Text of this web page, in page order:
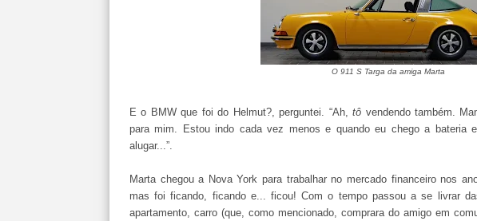
O 911 S Targa da amiga Marta
E o BMW que foi do Helmut?, perguntei. “Ah,tô vendendo também.
para mim. Estou indo cada vez menos e quando eu chego a bateria
alugar...”.
Marta chegou a Nova York para trabalhar no mercado financeiro nos
mas foi ficando, ficando e... ficou! Com o tempo passou a se livrar
apartamento, carro (que, como mencionado, comprara do amigo em